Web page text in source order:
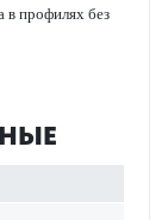
в профилях без